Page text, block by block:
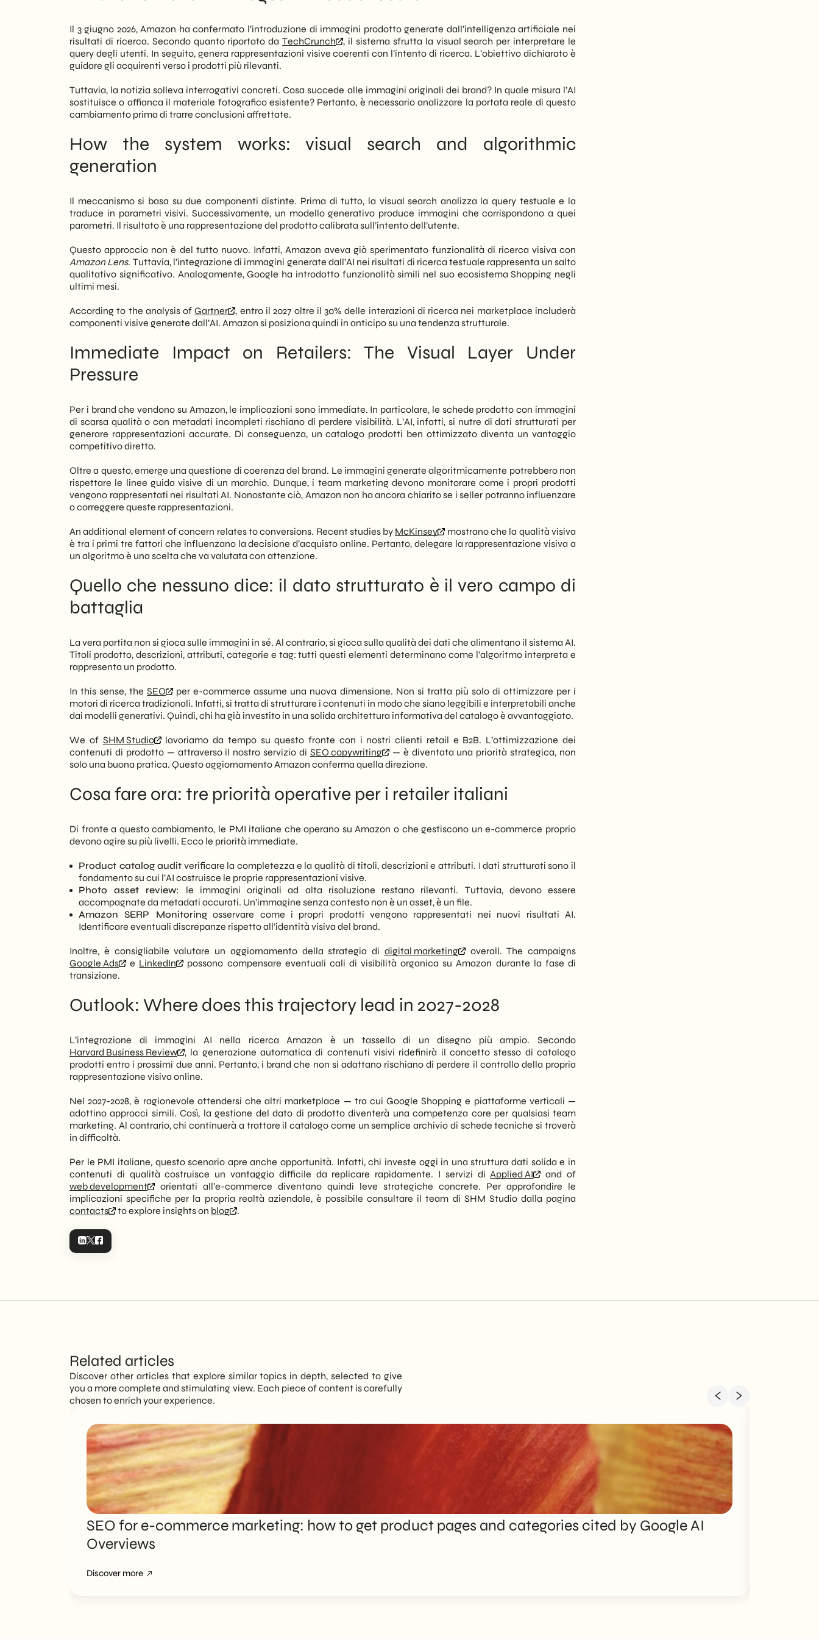
cambia in modo sostanziale per milioni di acquirenti.
Tuttavia, l’impatto non riguarda solo il colosso di Seattle. Infatti, ogni retailer e brand che vende su
Amazon — o che gestisce un proprio e-commerce — dovrà riconsiderare la propria strategia di
contenuto visivo. Le immagini prodotto tradizionali potrebbero perdere visibilità a favore di
rappresentazioni generate dall’AI. Di conseguenza, la qualità dei dati di prodotto e dei metadati
diventa ancora più critica.
In SHM Studio, we closely monitor these developments. We at
cambiamenti degli algoritmi dei grandi marketplace. Questo aggiornamento Amazon è uno dei
segnali più chiari del 2026: il visual layer della ricerca online sta diventando territorio dell’AI.
Il 3 giugno 2026, Amazon ha confermato l’introduzione di immagini prodotto generate dall’intelligenza artificiale nei
risultati di ricerca. Secondo quanto riportato daTechCrunch
, il sistema sfrutta la visual search per interpretare le
query degli utenti. In seguito, genera rappresentazioni visive coerenti con l’intento di ricerca. L’obiettivo dichiarato è
guidare gli acquirenti verso i prodotti più rilevanti.
Tuttavia, la notizia solleva interrogativi concreti. Cosa succede alle immagini originali dei brand? In quale misura l’AI
sostituisce o affianca il materiale fotografico esistente? Pertanto, è necessario analizzare la portata reale di questo
cambiamento prima di trarre conclusioni affrettate.
How the system works: visual search and algorithmic
generation
Il meccanismo si basa su due componenti distinte. Prima di tutto, la visual search analizza la query testuale e la
traduce in parametri visivi. Successivamente, un modello generativo produce immagini che corrispondono a quei
parametri. Il risultato è una rappresentazione del prodotto calibrata sull’intento dell’utente.
Questo approccio non è del tutto nuovo. Infatti, Amazon aveva già sperimentato funzionalità di ricerca visiva con
Amazon Lens. Tuttavia, l’integrazione di immagini generate dall’AI nei risultati di ricerca testuale rappresenta un salto
qualitativo significativo. Analogamente, Google ha introdotto funzionalità simili nel suo ecosistema Shopping negli
ultimi mesi.
According to the analysis ofGartner
, entro il 2027 oltre il 30% delle interazioni di ricerca nei marketplace includerà
componenti visive generate dall’AI. Amazon si posiziona quindi in anticipo su una tendenza strutturale.
Immediate Impact on Retailers: The Visual Layer Under
Pressure
Per i brand che vendono su Amazon, le implicazioni sono immediate. In particolare, le schede prodotto con immagini
di scarsa qualità o con metadati incompleti rischiano di perdere visibilità. L’AI, infatti, si nutre di dati strutturati per
generare rappresentazioni accurate. Di conseguenza, un catalogo prodotti ben ottimizzato diventa un vantaggio
competitivo diretto.
Oltre a questo, emerge una questione di coerenza del brand. Le immagini generate algoritmicamente potrebbero non
rispettare le linee guida visive di un marchio. Dunque, i team marketing devono monitorare come i propri prodotti
vengono rappresentati nei risultati AI. Nonostante ciò, Amazon non ha ancora chiarito se i seller potranno influenzare
o correggere queste rappresentazioni.
An additional element of concern relates to conversions. Recent studies by McKinsey
mostrano che la qualità visiva
è tra i primi tre fattori che influenzano la decisione d’acquisto online. Pertanto, delegare la rappresentazione visiva a
un algoritmo è una scelta che va valutata con attenzione.
Quello che nessuno dice: il dato strutturato è il vero campo di
battaglia
La vera partita non si gioca sulle immagini in sé. Al contrario, si gioca sulla qualità dei dati che alimentano il sistema AI.
Titoli prodotto, descrizioni, attributi, categorie e tag: tutti questi elementi determinano come l’algoritmo interpreta e
rappresenta un prodotto.
In this sense, theSEO
per e-commerce assume una nuova dimensione. Non si tratta più solo di ottimizzare per i
motori di ricerca tradizionali. Infatti, si tratta di strutturare i contenuti in modo che siano leggibili e interpretabili anche
dai modelli generativi. Quindi, chi ha già investito in una solida architettura informativa del catalogo è avvantaggiato.
We of SHM Studio
lavoriamo da tempo su questo fronte con i nostri clienti retail e B2B. L’ottimizzazione dei
contenuti di prodotto — attraverso il nostro servizio di SEO copywriting
— è diventata una priorità strategica, non
solo una buona pratica. Questo aggiornamento Amazon conferma quella direzione.
Cosa fare ora: tre priorità operative per i retailer italiani
Di fronte a questo cambiamento, le PMI italiane che operano su Amazon o che gestiscono un e-commerce proprio
devono agire su più livelli. Ecco le priorità immediate.
Product catalog audit verificare la completezza e la qualità di titoli, descrizioni e attributi. I dati strutturati sono il
fondamento su cui l’AI costruisce le proprie rappresentazioni visive.
Photo asset review:
le immagini originali ad alta risoluzione restano rilevanti. Tuttavia, devono essere
accompagnate da metadati accurati. Un’immagine senza contesto non è un asset, è un file.
Amazon SERP Monitoringosservare come i propri prodotti vengono rappresentati nei nuovi risultati AI.
Identificare eventuali discrepanze rispetto all’identità visiva del brand.
Inoltre, è consigliabile valutare un aggiornamento della strategia di digital marketing
overall. The campaigns
Google Ads
e LinkedIn
possono compensare eventuali cali di visibilità organica su Amazon durante la fase di
transizione.
Outlook: Where does this trajectory lead in 2027-2028
L’integrazione di immagini AI nella ricerca Amazon è un tassello di un disegno più ampio. Secondo
Harvard Business Review
, la generazione automatica di contenuti visivi ridefinirà il concetto stesso di catalogo
prodotti entro i prossimi due anni. Pertanto, i brand che non si adattano rischiano di perdere il controllo della propria
rappresentazione visiva online.
Nel 2027-2028, è ragionevole attendersi che altri marketplace — tra cui Google Shopping e piattaforme verticali —
adottino approcci simili. Così, la gestione del dato di prodotto diventerà una competenza core per qualsiasi team
marketing. Al contrario, chi continuerà a trattare il catalogo come un semplice archivio di schede tecniche si troverà
in difficoltà.
Per le PMI italiane, questo scenario apre anche opportunità. Infatti, chi investe oggi in una struttura dati solida e in
contenuti di qualità costruisce un vantaggio difficile da replicare rapidamente. I servizi diApplied AI
and of
web development
orientati all’e-commerce diventano quindi leve strategiche concrete. Per approfondire le
implicazioni specifiche per la propria realtà aziendale, è possibile consultare il team di SHM Studio dalla pagina
contacts
to explore insights on blog .
Related articles
Discover other articles that explore similar topics in depth, selected to give
you a more complete and stimulating view. Each piece of content is carefully
chosen to enrich your experience.
SEO for e-commerce marketing: how to get product pages and categories cited by Google AI
Overviews
Discover more